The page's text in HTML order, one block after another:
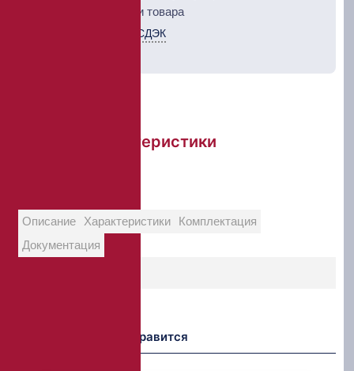
стоимость доставки товара
Курьерская служба СДЭК
Краткие характеристики
Описание Характеристики
Комплектация
Документация
Возможно Вам понравится